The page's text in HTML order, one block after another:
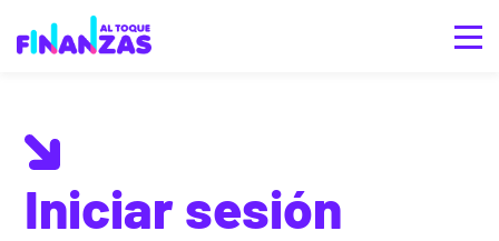
Iniciar sesión